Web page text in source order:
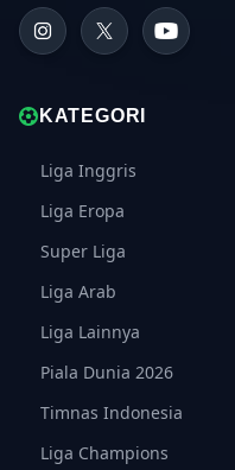
KATEGORI
Liga Inggris
Liga Eropa
Super Liga
Liga Arab
Liga Lainnya
Piala Dunia 2026
Timnas Indonesia
Liga Champions